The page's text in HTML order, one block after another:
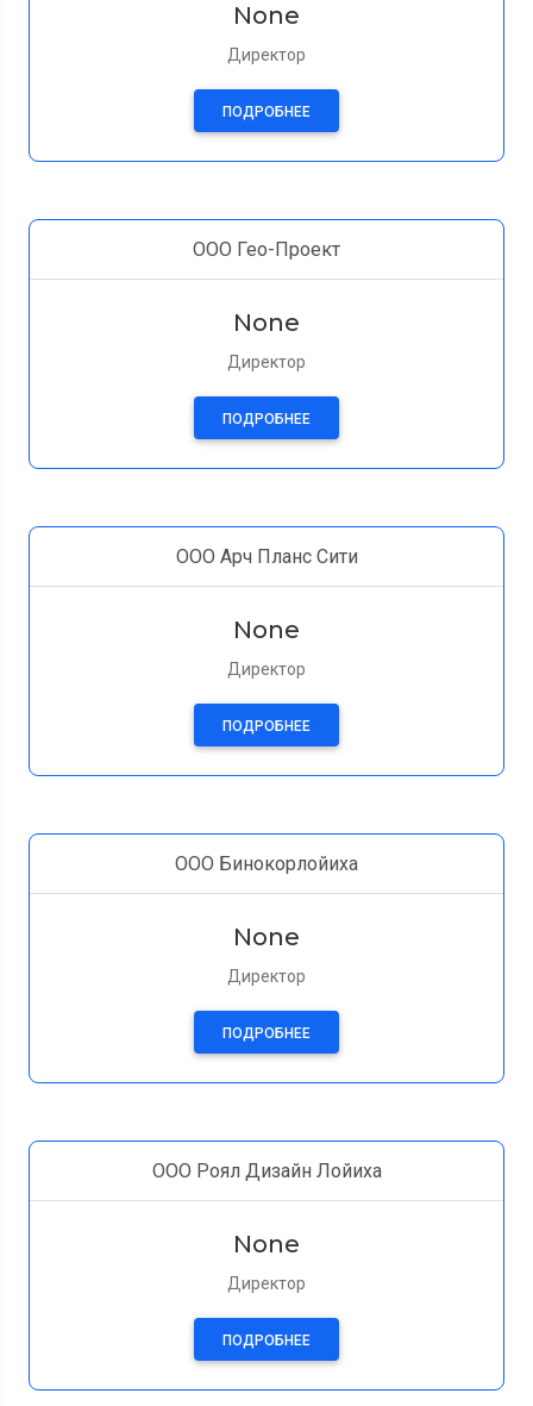
None
Директор
ПОДРОБНЕЕ
ООО Гео-Проект
None
Директор
ПОДРОБНЕЕ
ООО Aрч Планс Cити
None
Директор
ПОДРОБНЕЕ
ООО Бинокорлойиха
None
Директор
ПОДРОБНЕЕ
ООО Роял Дизайн Лойиха
None
Директор
ПОДРОБНЕЕ